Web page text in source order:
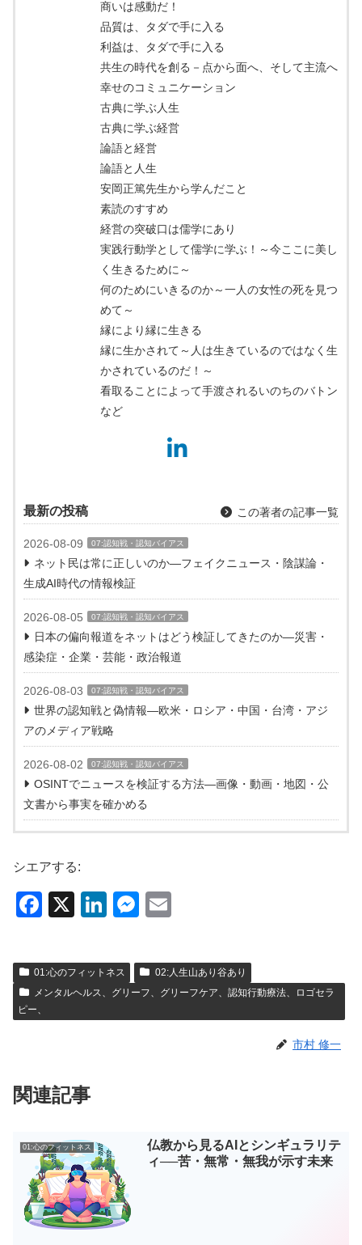
商いは感動だ！
品質は、タダで手に入る
利益は、タダで手に入る
共生の時代を創る－点から面へ、そして主流へ
幸せのコミュニケーション
古典に学ぶ人生
古典に学ぶ経営
論語と経営
論語と人生
安岡正篤先生から学んだこと
素読のすすめ
経営の突破口は儒学にあり
実践行動学として儒学に学ぶ！～今ここに美し
く生きるために～
何のためにいきるのか～一人の女性の死を見つ
めて～
縁により縁に生きる
縁に生かされて～人は生きているのではなく生
かされているのだ！～
看取ることによって手渡されるいのちのバトン
など
最新の投稿 この著者の記事一覧
2026-08-09 07:認知戦・認知バイアス
ネット民は常に正しいのか―フェイクニュース・陰謀論・
生成AI時代の情報検証
2026-08-05 07:認知戦・認知バイアス
日本の偏向報道をネットはどう検証してきたのか―災害・
感染症・企業・芸能・政治報道
2026-08-03 07:認知戦・認知バイアス
世界の認知戦と偽情報―欧米・ロシア・中国・台湾・アジ
アのメディア戦略
2026-08-02 07:認知戦・認知バイアス
OSINTでニュースを検証する方法―画像・動画・地図・公
文書から事実を確かめる
シエアする:
F
c
e
b
k
X
Li
k
e
dI
M
ss
e
n
ail
01:心のフィットネス
02:人生山あり谷あり
メンタルヘルス、グリーフ、グリーフケア、認知行動療法、ロゴセラ
ピー、
市村 修一
関連記事
01:心のフィットネス
仏教から見るAIとシンギュラリテ
ィ──苦・無常・無我が示す未来